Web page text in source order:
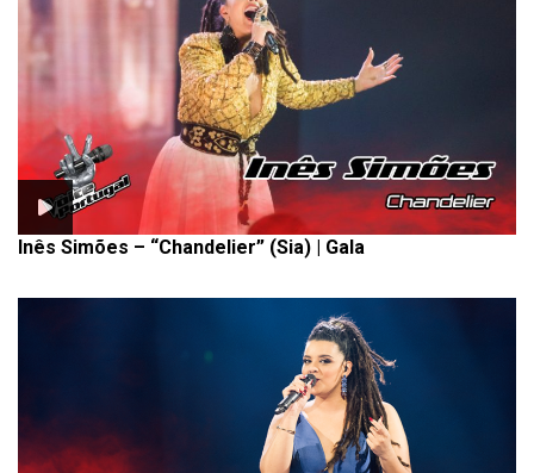
Inês Simões – “Chandelier” (Sia) | Gala